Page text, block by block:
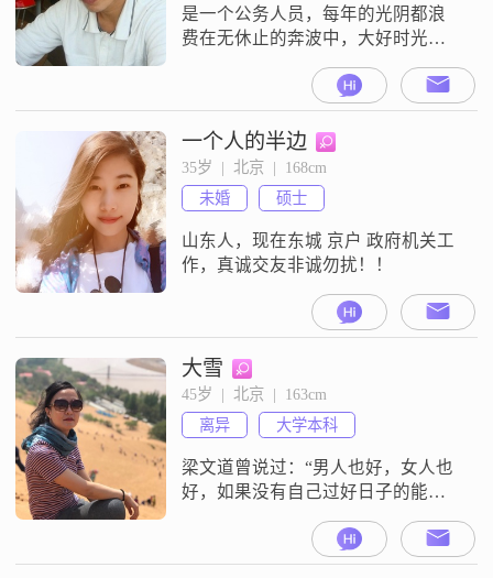
是一个公务人员，每年的光阴都浪
费在无休止的奔波中，大好时光换
来的是事业的成功，失去的是青春
年华和家庭，空闲下来喜欢听听音
乐会，爬山，旅游，打打球，看看
电影，去图书馆看看书，心目中的
她，忠诚，即使有一天双方不喜欢
也不会被绿，如果爱上别人能提前
告知一声，能交流，特殊的癖好、
看不惯的地方、苦闷，能够互相分
享交谈，理想的大概就
一个人的半边
35岁  |  北京  |  168cm
未婚
硕士
山东人，现在东城 京户 政府机关工
作，真诚交友非诚勿扰！！
大雪
45岁  |  北京  |  163cm
离异
大学本科
梁文道曾说过：“男人也好，女人也
好，如果没有自己过好日子的能
能力。一个女人一定要有别人没法
拿走的东西，这个才是重要的。”经